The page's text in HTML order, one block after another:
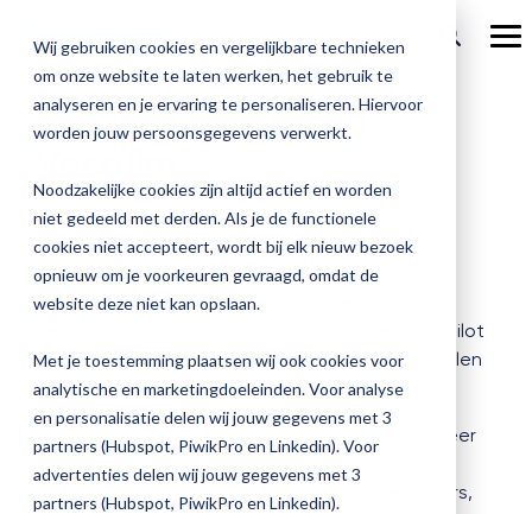
Wij gebruiken cookies en vergelijkbare technieken
om onze website te laten werken, het gebruik te
analyseren en je ervaring te personaliseren. Hiervoor
worden jouw persoonsgegevens verwerkt.
Noodzakelijke cookies zijn altijd actief en worden
niet gedeeld met derden. Als je de functionele
cookies niet accepteert, wordt bij elk nieuw bezoek
opnieuw om je voorkeuren gevraagd, omdat de
website deze niet kan opslaan.
Met je toestemming plaatsen wij ook cookies voor
analytische en marketingdoeleinden. Voor analyse
en personalisatie delen wij jouw gegevens met 3
partners (Hubspot, PiwikPro en Linkedin). Voor
advertenties delen wij jouw gegevens met 3
partners (Hubspot, PiwikPro en Linkedin).
verder
Onze
Magister MX
Aanmelden
& verzuim
Magister To do
Magister Join
Magister Inzicht
Magister Kluisjes
alle
oplossingen
Plan
en
de
Magister is
Docenten
Onderwijsondersteunend personeel
Leerlingen
Ouders
Onze
Check-up
Quickscan
Applicatiebeheer
Overstappen
Academy
Training op jouw school
Praktische informatie
heb
jij
in
kwaliteit
Over Magister
Actueel
Magister Journaal
Over ons
Werken bij Magister
Gebruikerspanel
Media & Pers
Verantwoorden en
Als eerste Magister MX module is de module
Verantwoording & Verzuim na een succesvolle pilot
beschikbaar voor alle scholen. Samen met scholen
is deze module vereenvoudigd.
De voordelen van de nieuwe module zijn o.a. meer
inzicht aan de invoerzijde, verlaging van
administratieve lasten voor verzuimmedewerkers,